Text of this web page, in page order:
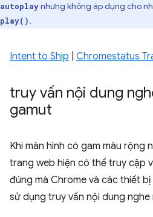
autoplaynhưng không áp dụng cho
play().
Intent to Ship Chromestatus
truy vấn nội dung
gamut
Khi màn hình có gam màu rộng
trang web hiện có thể truy cập
đúng mà Chrome và các thiết
sử dụng truy vấn nội dung nghe